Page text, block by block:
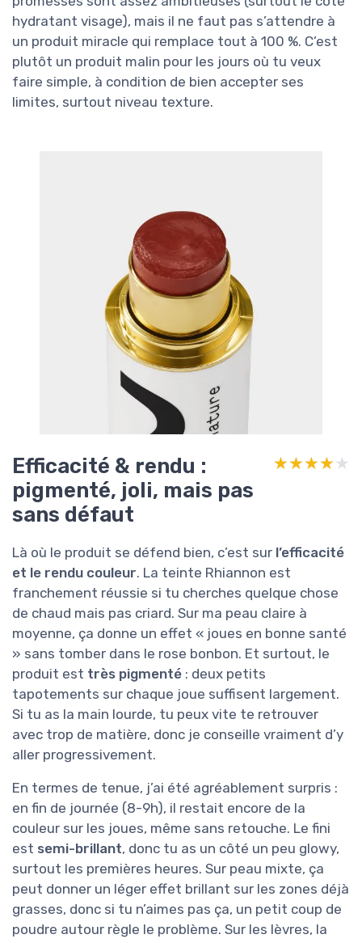
hydratant visage), mais il ne faut pas s’attendre à
un produit miracle qui remplace tout à 100 %. C’est
plutôt un produit malin pour les jours où tu veux
faire simple, à condition de bien accepter ses
limites, surtout niveau texture.
Efficacité & rendu :
pigmenté, joli, mais pas
sans défaut
★★★★★
★★★★★
Là où le produit se défend bien, c’est sur l’efficacité
et le rendu couleur. La teinte Rhiannon est
franchement réussie si tu cherches quelque chose
de chaud mais pas criard. Sur ma peau claire à
moyenne, ça donne un effet « joues en bonne santé
» sans tomber dans le rose bonbon. Et surtout, le
produit est très pigmenté : deux petits
tapotements sur chaque joue suffisent largement.
Si tu as la main lourde, tu peux vite te retrouver
avec trop de matière, donc je conseille vraiment d’y
aller progressivement.
En termes de tenue, j’ai été agréablement surpris :
en fin de journée (8-9h), il restait encore de la
couleur sur les joues, même sans retouche. Le fini
est semi-brillant, donc tu as un côté un peu glowy,
surtout les premières heures. Sur peau mixte, ça
peut donner un léger effet brillant sur les zones déjà
grasses, donc si tu n’aimes pas ça, un petit coup de
poudre autour règle le problème. Sur les lèvres, la